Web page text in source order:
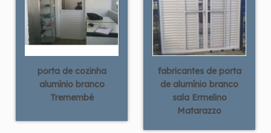
porta de cozinha
alumínio branco
Tremembé
fabricantes de porta
de alumínio branco
sala Ermelino
Matarazzo